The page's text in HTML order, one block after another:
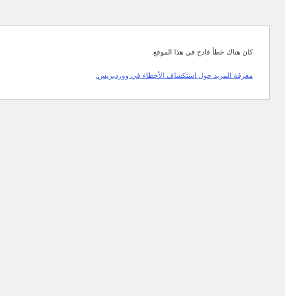
كان هناك خطأ فادح في هذا الموقع.
معرفة المزيد حول استكشاف الأخطاء في ووردبريس.